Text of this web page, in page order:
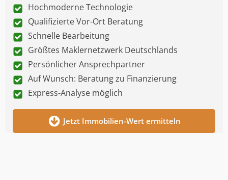
Hochmoderne Technologie
Qualifizierte Vor-Ort Beratung
Schnelle Bearbeitung
Größtes Maklernetzwerk Deutschlands
Persönlicher Ansprechpartner
Auf Wunsch: Beratung zu Finanzierung
Express-Analyse möglich
Jetzt Immobilien-Wert ermitteln